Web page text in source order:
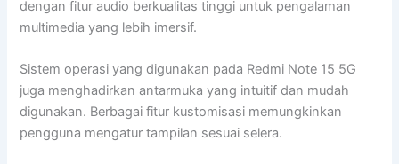
dengan fitur audio berkualitas tinggi untuk pengalaman
multimedia yang lebih imersif.
Sistem operasi yang digunakan pada Redmi Note 15 5G
juga menghadirkan antarmuka yang intuitif dan mudah
digunakan. Berbagai fitur kustomisasi memungkinkan
pengguna mengatur tampilan sesuai selera.